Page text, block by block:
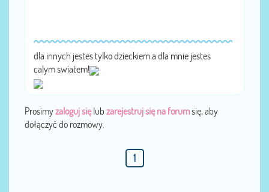
dla innych jestes tylko dzieckiem a dla mnie jestes
calym swiatem!
Prosimyzaloguj sięlub zarejestruj się na forumsię, aby
dołączyć do rozmowy.
1